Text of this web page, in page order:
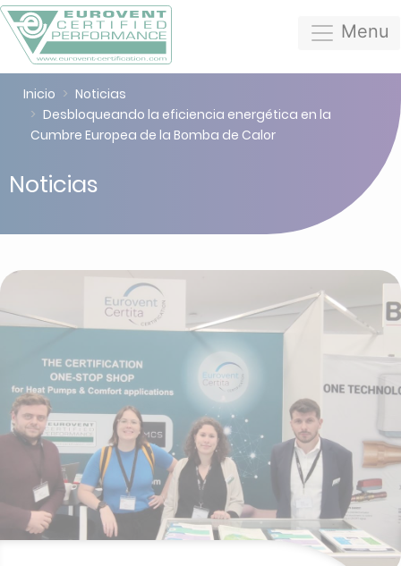
Menu
Inicio
Noticias
Desbloqueando la eficiencia energética en la
Cumbre Europea de la Bomba de Calor
Noticias